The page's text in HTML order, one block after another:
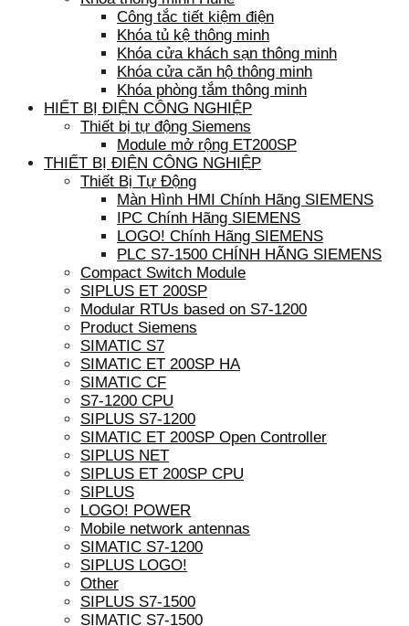
Công tắc tiết kiệm điện
Khóa tủ kệ thông minh
Khóa cửa khách sạn thông minh
Khóa cửa căn hộ thông minh
Khóa phòng tắm thông minh
HIẾT BỊ ĐIỆN CÔNG NGHIỆP
Thiết bị tự động Siemens
Module mở rộng ET200SP
THIẾT BỊ ĐIỆN CÔNG NGHIỆP
Thiết Bị Tự Động
Màn Hình HMI Chính Hãng SIEMENS
IPC Chính Hãng SIEMENS
LOGO! Chính Hãng SIEMENS
PLC S7-1500 CHÍNH HÃNG SIEMENS
Compact Switch Module
SIPLUS ET 200SP
Modular RTUs based on S7-1200
Product Siemens
SIMATIC S7
SIMATIC ET 200SP HA
SIMATIC CF
S7-1200 CPU
SIPLUS S7-1200
SIMATIC ET 200SP Open Controller
SIPLUS NET
SIPLUS ET 200SP CPU
SIPLUS
LOGO! POWER
Mobile network antennas
SIMATIC S7-1200
SIPLUS LOGO!
Other
SIPLUS S7-1500
SIMATIC S7-1500